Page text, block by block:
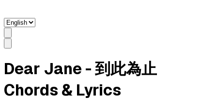
Dear Jane - 到此為止
Chords & Lyrics